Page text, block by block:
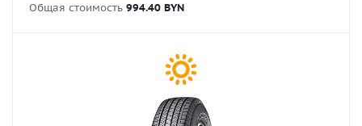
Общая стоимость 994.40 BYN